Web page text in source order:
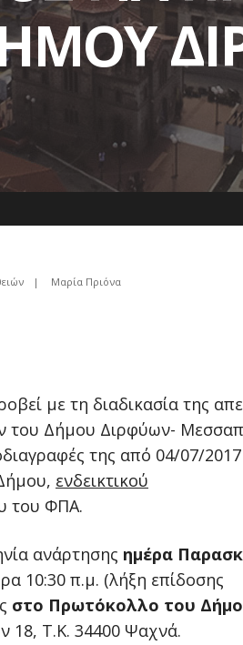
| Μαρία Πριόνα
με τη διαδικασία της
του Δήμου Διρφύων-
της από 04/07/2017
ενδεικτικού
του ΦΠΑ.
ανάρτησης ημέρα
10:30 π.μ. (λήξη επίδοσης
στο Πρωτόκολλο του
18, Τ.Κ. 34400 Ψαχνά.